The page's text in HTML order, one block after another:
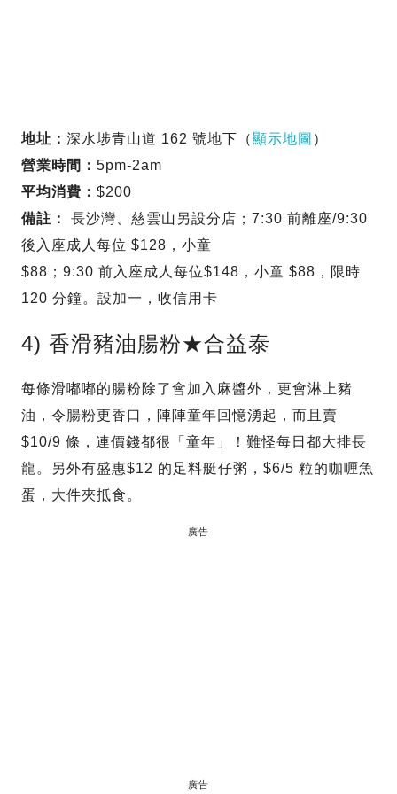
地址： 深水埗青山道 162 號地下（顯示地圖 ）
營業時間： 5pm-2am
平均消費： $200
備註：
長沙灣、慈雲山另設分店；7:30 前離座/9:30
後入座成人每位 $128，小童
$88；9:30 前入座成人每位$148，小童 $88，限時
120 分鐘。設加一，收信用卡
4) 香滑豬油腸粉★合益泰
每條滑嘟嘟的腸粉除了會加入麻醬外，更會淋上豬
油，令腸粉更香口，陣陣童年回憶湧起，而且賣
$10/9 條，連價錢都很「童年」！難怪每日都大排長
龍。另外有盛惠$12 的足料艇仔粥，$6/5 粒的咖喱魚
蛋，大件夾抵食。
廣告
廣告